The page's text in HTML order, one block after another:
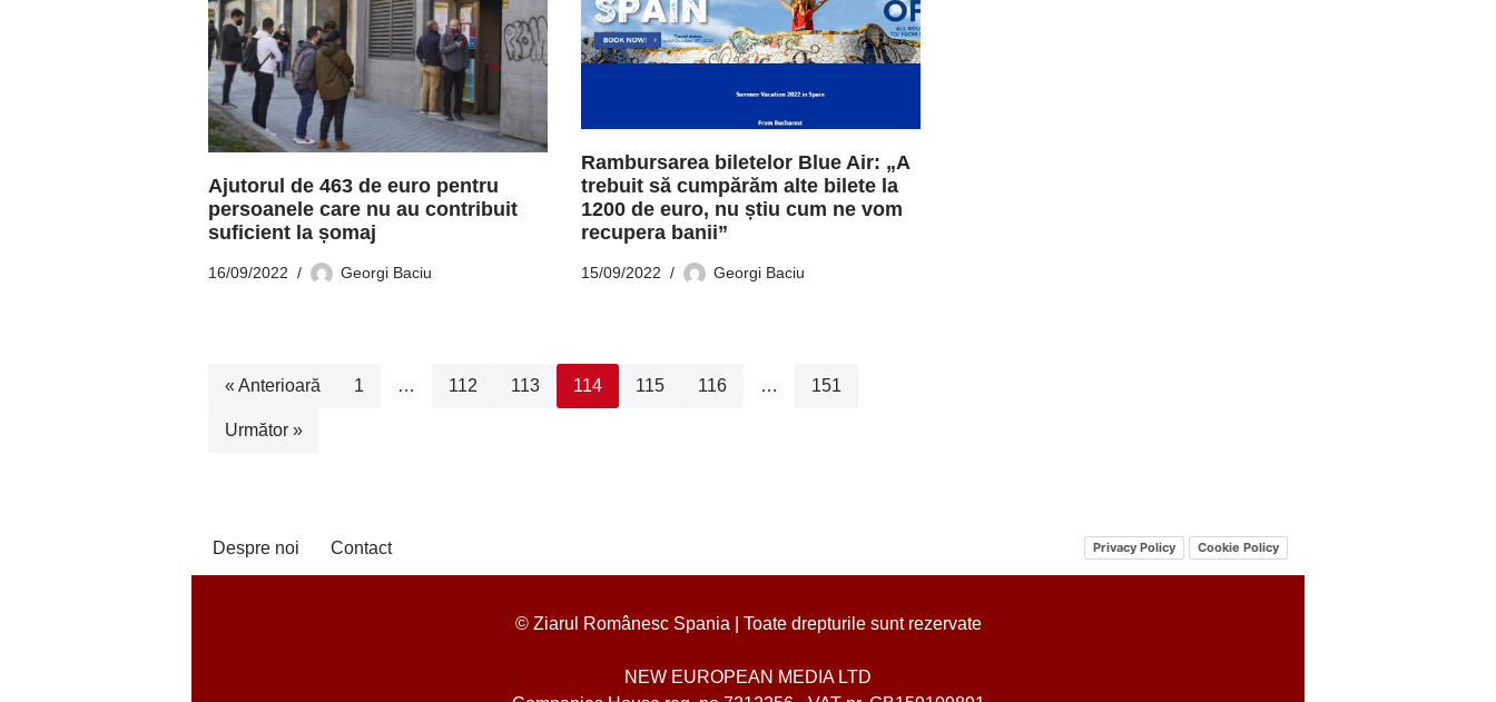
Ajutorul de 463 de euro pentru
persoanele care nu au contribuit
suficient la șomaj
16/09/2022 Georgi Baciu
Rambursarea biletelor Blue Air: „A
trebuit să cumpărăm alte bilete la
1200 de euro, nu știu cum ne vom
recupera banii”
15/09/2022 Georgi Baciu
« Anterioară 1 … 112 113 114 115 116 … 151
Următor »
Despre noi Contact Privacy Policy Cookie Policy
© Ziarul Românesc Spania | Toate drepturile sunt rezervate
NEW EUROPEAN MEDIA LTD